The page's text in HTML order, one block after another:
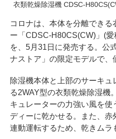
衣類乾燥除湿機 CDSC-
コロナは、本体を分離でき
ー「CDSC-H80CS(CW)」(
を、5月31日に発売する。公
ナストア」の限定モデルで、
除湿機本体と上部のサーキュ
る2WAY型の衣類乾燥除湿機
キュレーターの力強い風を
ディーに乾かせる。また、赤
連動運転するため、乾きムラ